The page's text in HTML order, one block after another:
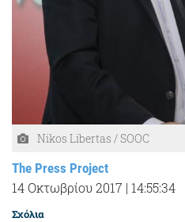
Nikos Libertas / SOOC
The Press Project
14 Οκτωβρίου 2017 | 14:55:34
Σχόλια